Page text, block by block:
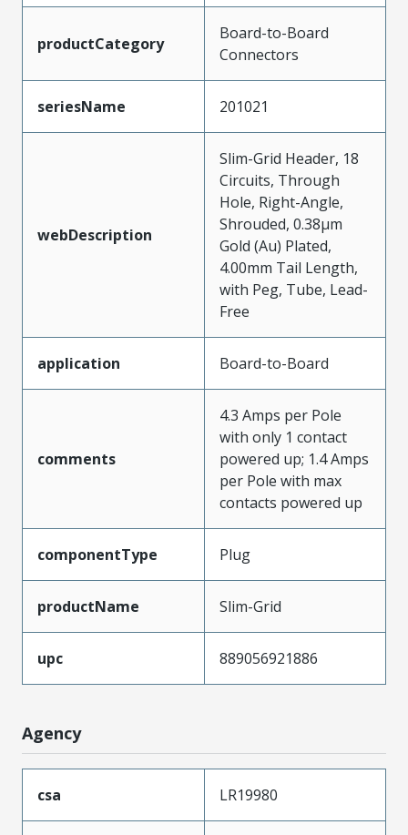
productCategory
Board-to-Board
Connectors
seriesName 201021
webDescription
Slim-Grid Header, 18
Circuits, Through
Hole, Right-Angle,
Shrouded, 0.38µm
Gold (Au) Plated,
4.00mm Tail Length,
with Peg, Tube, Lead-
Free
application Board-to-Board
comments
4.3 Amps per Pole
with only 1 contact
powered up; 1.4 Amps
per Pole with max
contacts powered up
componentType Plug
productName Slim-Grid
upc 889056921886
Agency
csa LR19980